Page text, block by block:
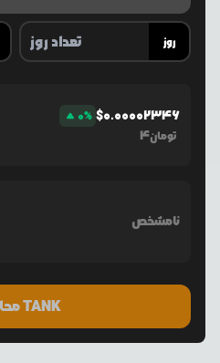
روز
0% $0.00002346
4تومان
نامشخص
محاسبه TANK